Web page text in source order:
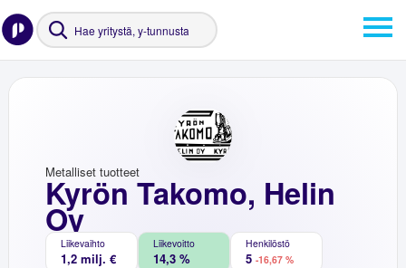
Kyrön Takomo, Helin
Oy
Metalliset tuotteet
Liikevaihto
1,2 milj. €
Liikevoitto
14,3 %
Henkilöstö
5 -16,67 %